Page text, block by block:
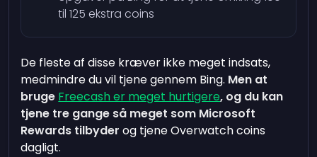
til 125 ekstra coins
De fleste af disse kræver ikke meget indsats,
medmindre du vil tjene gennem Bing. Men at
bruge Freecash er meget hurtigere, og du kan
tjene tre gange så meget som Microsoft
Rewards tilbyder og tjene Overwatch coins
dagligt.